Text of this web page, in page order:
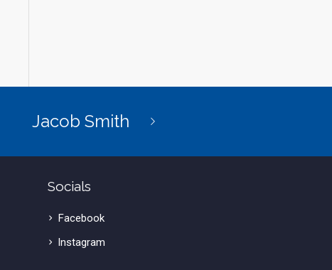
Jacob Smith
Socials
Facebook
lnstagram